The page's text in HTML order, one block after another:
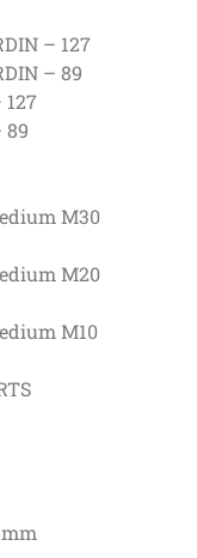
– 127
– 89
127
89
M30
M20
M10